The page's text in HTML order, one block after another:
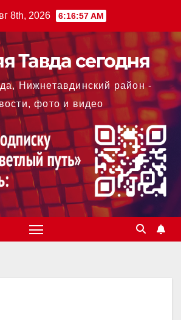
8th, 2026 6:16:58 AM
Тавда сегодня
Нижнетавдинский район -
фото и видео